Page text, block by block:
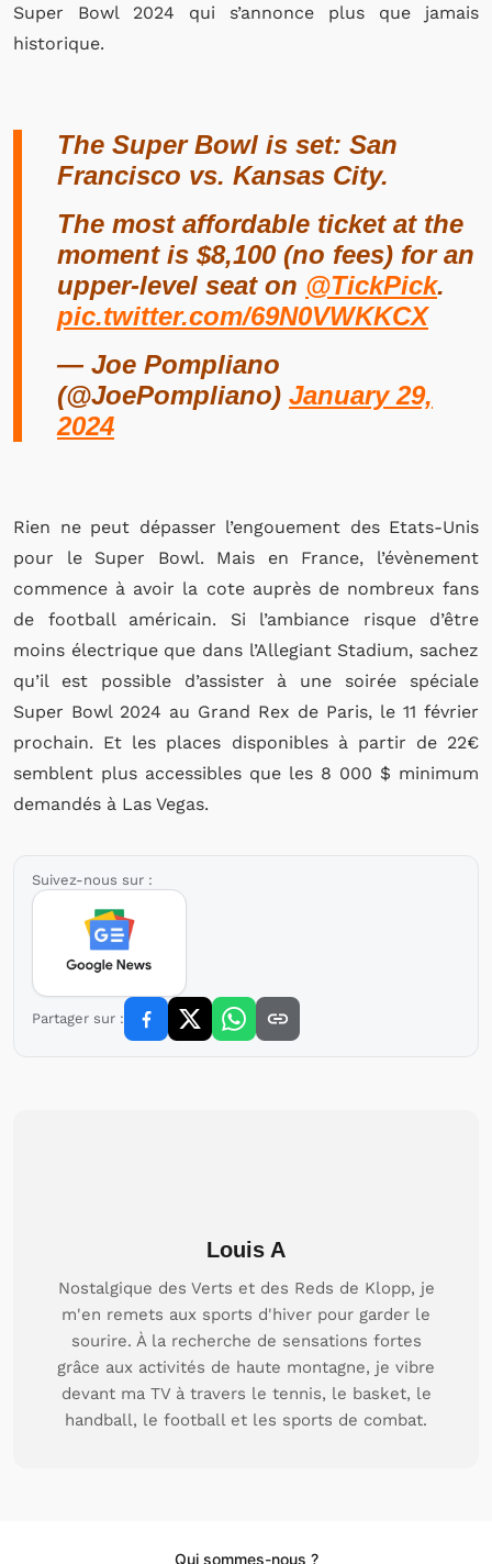
Super Bowl 2024 qui s’annonce plus que jamais
historique.
The Super Bowl is set: San
Francisco vs. Kansas City.
The most affordable ticket at the
moment is $8,100 (no fees) for an
upper-level seat on @TickPick.
pic.twitter.com/69N0VWKKCX
— Joe Pompliano
(@JoePompliano) January 29,
2024
Rien ne peut dépasser l’engouement des Etats-Unis
pour le Super Bowl. Mais en France, l’évènement
commence à avoir la cote auprès de nombreux fans
de football américain. Si l’ambiance risque d’être
moins électrique que dans l’Allegiant Stadium, sachez
qu’il est possible d’assister à une soirée spéciale
Super Bowl 2024 au Grand Rex de Paris, le 11 février
prochain. Et les places disponibles à partir de 22€
semblent plus accessibles que les 8 000 $ minimum
demandés à Las Vegas.
Suivez-nous sur :
Partager sur :
Louis A
Nostalgique des Verts et des Reds de Klopp, je
m'en remets aux sports d'hiver pour garder le
sourire. À la recherche de sensations fortes
grâce aux activités de haute montagne, je vibre
devant ma TV à travers le tennis, le basket, le
handball, le football et les sports de combat.
Qui sommes-nous ?